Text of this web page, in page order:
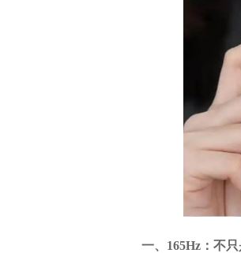
一、165Hz：不